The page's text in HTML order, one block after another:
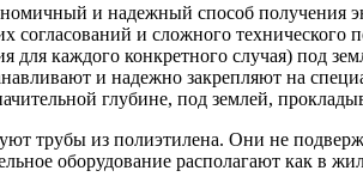
и надежный способ получения
согласований и сложного
каждого конкретного случая) под
и надежно закрепляют на
глубине, под землей,
трубы из полиэтилена. Они не
оборудование располагают как в